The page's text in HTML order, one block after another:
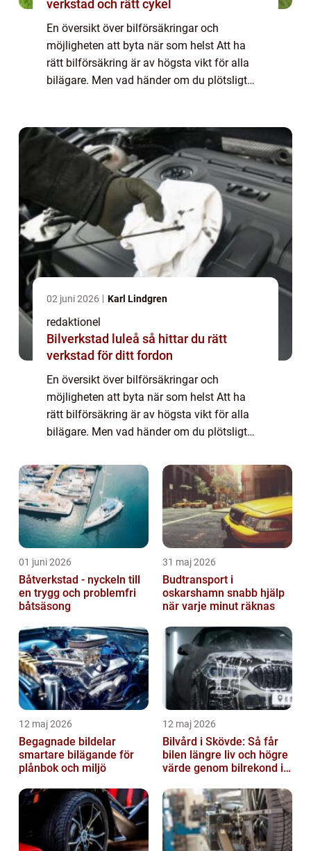
verkstad och rätt cykel
En översikt över bilförsäkringar och
möjligheten att byta när som helst Att ha
rätt bilförsäkring är av högsta vikt för alla
bilägare. Men vad händer om du plötsligt
...
02 juni 2026 Karl Lindgren
redaktionel
Bilverkstad luleå så hittar du rätt
verkstad för ditt fordon
En översikt över bilförsäkringar och
möjligheten att byta när som helst Att ha
rätt bilförsäkring är av högsta vikt för alla
bilägare. Men vad händer om du plötsligt
längre uppfyller dina behov? Kan du enkelt
...
01 juni 2026
Båtverkstad - nyckeln till
en trygg och problemfri
båtsäsong
31 maj 2026
Budtransport i
oskarshamn snabb hjälp
när varje minut räknas
12 maj 2026
Begagnade bildelar
smartare bilägande för
plånbok och miljö
12 maj 2026
Bilvård i Skövde: Så får
bilen längre liv och högre
värde genom bilrekond i